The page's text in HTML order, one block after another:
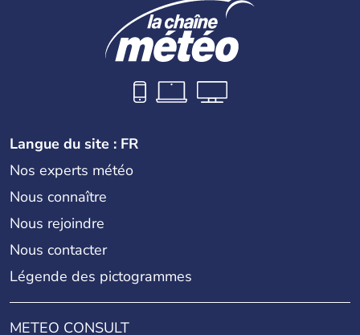
Langue du site : FR
Nos experts météo
Nous connaître
Nous rejoindre
Nous contacter
Légende des pictogrammes
METEO CONSULT